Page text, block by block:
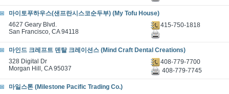
마이토푸하우스(샌프란시스코순두부) (My Tofu House)
4627 Geary Blvd.
San Francisco, CA 94118
415-750-1818
마인드 크레프트 덴탈 크레이션스 (Mind Craft Dental Creations)
328 Digital Dr
Morgan Hill, CA 95037
408-779-7700
408-779-7745
마일스톤 (Milestone Pacific Trading Co.)